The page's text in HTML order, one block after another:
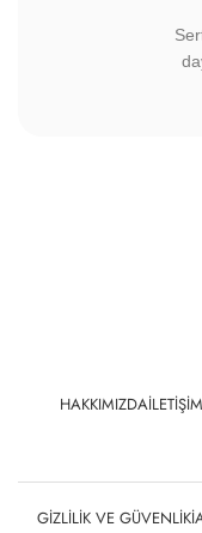
HAKKIMIZDAİLETIŞIM
GIZLILIK VE GÜVENLIK